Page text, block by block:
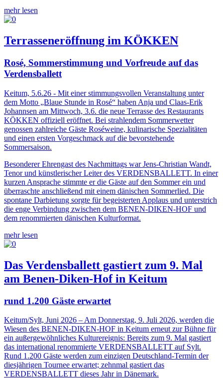
mehr lesen
Terrasseneröffnung im KÖKKEN
Rosé, Sommerstimmung und Vorfreude auf das
Verdensballett
Keitum, 5.6.26 - Mit einer stimmungsvollen Veranstaltung unter
dem Motto „Blaue Stunde in Rosé“ haben Anja und Claas-Erik
Johannsen am Mittwoch, 3.6. die neue Terrasse des Restaurants
KÖKKEN offiziell eröffnet. Bei strahlendem Sommerwetter
genossen zahlreiche Gäste Roséweine, kulinarische Spezialitäten
und einen ersten Vorgeschmack auf die bevorstehende
Sommersaison.
Besonderer Ehrengast des Nachmittags war Jens-Christian Wandt,
Tenor und künstlerischer Leiter des VERDENSBALLETT. In einer
kurzen Ansprache stimmte er die Gäste auf den Sommer ein und
überraschte anschließend mit einem dänischen Sommerlied. Die
spontane Darbietung sorgte für begeisterten Applaus und unterstrich
die enge Verbindung zwischen dem BENEN-DIKEN-HOF und
dem renommierten dänischen Kulturformat.
mehr lesen
Das Verdensballett gastiert zum 9. Mal
am Benen-Diken-Hof in Keitum
rund 1.200 Gäste erwartet
Keitum/Sylt, Juni 2026 – Am Donnerstag, 9. Juli 2026, werden die
Wiesen des BENEN-DIKEN-HOF in Keitum erneut zur Bühne für
ein außergewöhnliches Kulturereignis: Bereits zum 9. Mal gastiert
das international renommierte VERDENSBALLETT auf Sylt.
Rund 1.200 Gäste werden zum einzigen Deutschland-Termin der
diesjährigen Tournee erwartet; zehnmal gastiert das
VERDENSBALLETT dieses Jahr in Dänemark.